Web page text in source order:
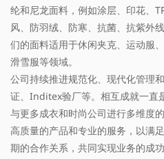
纶和尼龙面料，例如涂层、印花、
风、防羽绒、防寒、抗菌、抗紫外
们的面料适用于休闲夹克、运动服
滑雪服等领域。
公司持续推进规范化、现代化管理
证、Inditex验厂等。相互成就一直
与更多成衣和时尚公司进行多维度
高质量的产品和专业的服务，以满
期的合作关系，共同实现业务的成功